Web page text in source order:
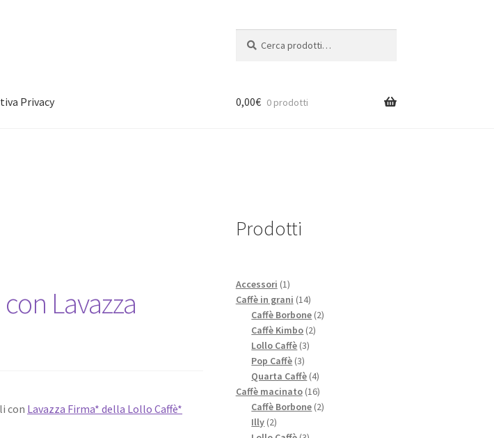
Privacy 0,00€ 0 prodotti
Lavazza
con Lavazza Firma* della Lollo Caffè*
Prodotti
Accessori 11
prodotto
Caffè in grani 1414
prodotti
Caffè Borbone 22
Caffè Kimbo 22
Lollo Caffè 33
Pop Caffè 33
prodotti
Quarta Caffè 44
prodotti
Caffè macinato 1616
prodotti
Caffè Borbone 22
Illy 22